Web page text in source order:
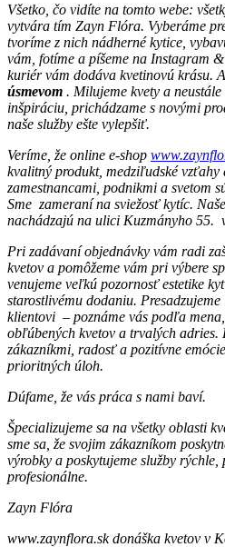
Všetko, čo vidíte na tomto webe:
vytvára tím Zayn Flóra. Vyberáme
tvoríme z nich nádherné kytice,
vám, fotíme a píšeme na Instagram
kuriér vám dodáva kvetinovú krásu.
úsmevom . Milujeme kvety a
inšpiráciu, prichádzame s novými
naše služby ešte vylepšiť.
Veríme, že online e-shop
kvalitný produkt, medziľudské vzťahy
zamestnancami, podnikmi a svetom
Sme zameraní na sviežosť kytíc.
nachádzajú na ulici Kuzmányho 55.
Pri zadávaní objednávky vám radi
kvetov a pomôžeme vám pri výbere
venujeme veľkú pozornosť estetike
starostlivému dodaniu.
klientovi – poznáme vás podľa
obľúbených kvetov a trvalých
zákazníkmi, radosť a pozitívne
prioritných úloh.
Dúfame, že vás práca s nami baví.
Špecializujeme sa na všetky oblasti
sme sa, že svojim zákazníkom
výrobky a poskytujeme služby rýchle,
profesionálne.
Zayn Flóra
www.zaynflora.sk donáška kvetov v